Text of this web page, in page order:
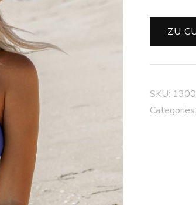
ZU
SKU:
Categories: